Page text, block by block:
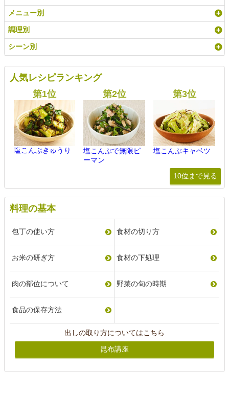
メニュー別
調理別
シーン別
人気レシピランキング
塩こんぶきゅうり
塩こんぶで無限ピ
ーマン
塩こんぶキャベツ
10位まで見る
料理の基本
包丁の使い方 食材の切り方
お米の研ぎ方 食材の下処理
肉の部位について 野菜の旬の時期
食品の保存方法
出しの取り方についてはこちら
昆布講座